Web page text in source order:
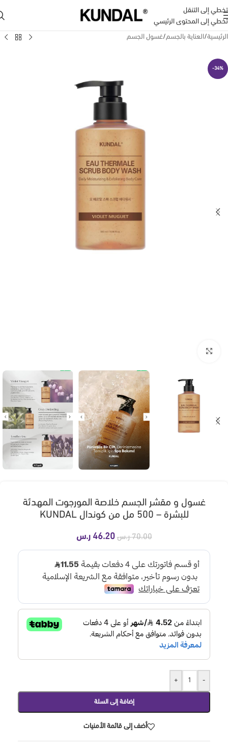
تخطي إلى التنقل
تخطي إلى المحتوى الرئيسي
الرئيسية/العناية بالجسم/غسول الجسم
-34%
غسول و مقشر الجسم خلاصة المورجوت المهدئة
للبشرة – 500 مل من كوندال KUNDAL
70.00 ر.س 46.20 ر.س
-
+
إضافة إلى السلة
أضف إلى قائمة الأمنيات